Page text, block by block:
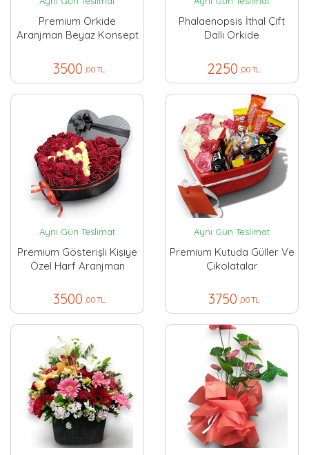
Premium Orkide
Aranjman Beyaz Konsept
3500 ,00 TL
Phalaenopsis İthal Çift
Dallı Orkide
2250 ,00 TL
Aynı Gün Teslimat
Premium Gösterişli Kişiye
Özel Harf Aranjman
3500 ,00 TL
Aynı Gün Teslimat
Premium Kutuda Güller Ve
Çikolatalar
3750 ,00 TL